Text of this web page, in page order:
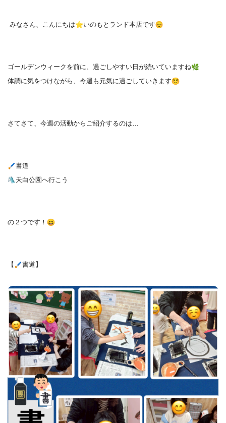
みなさん、こんにちは ️いのもとランド本店です
ゴールデンウィークを前に、過ごしやすい日が続いていますね
体調に気をつけながら、今週も元気に過ごしていきます
さてさて、今週の活動からご紹介するのは…
書道
天白公園へ行こう
の２つです！
【 書道】